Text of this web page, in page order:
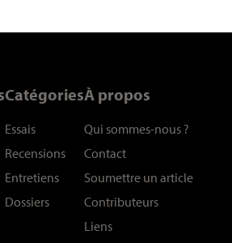
Catégories
Essais
Recensions
Entretiens
Dossiers
À propos
Qui sommes-nous ?
Contact
Soumettre un article
Contributeurs
Liens